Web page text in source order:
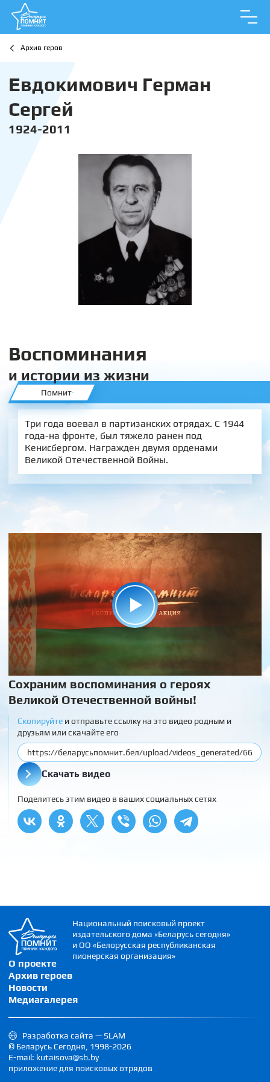
Архив геров
Евдокимович Герман
Сергей
1924-2011
Воспоминания
и истории из жизни
Помнит
Три года воевал в партизанских отрядах. С 1944
года-на фронте, был тяжело ранен под
Кенисбергом. Награжден двумя орденами
Великой Отечественной Войны.
Сохраним воспоминания о героях
Великой Отечественной войны!
Скопируйтеи отправьте ссылку на это видео родным и
друзьям или скачайте его
Скачать видео
Поделитесь этим видео в ваших социальных сетях
О проекте
Архив героев
Новости
Медиагалерея
Национальный поисковый проект
издательского дома «Беларусь сегодня»
и ОО «Белорусская республиканская
пионерская организация»
Разработка сайта — SLAM
© Беларусь Сегодня, 1998-2026
E-mail: kutaisova@sb.by
приложение для поисковых отрядов